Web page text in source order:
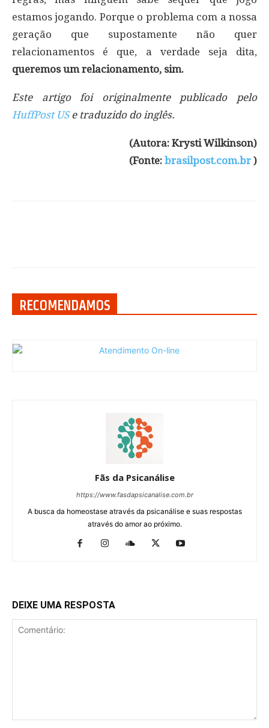
estamos jogando. Porque o problema com a nossa
geração que supostamente não quer
relacionamentos é que, a verdade seja dita,
queremos um relacionamento, sim.
Este artigo foi originalmente publicado pelo
HuffPost USe traduzido do inglês.
(Autora: Krysti Wilkinson)
(Fonte: brasilpost.com.br )
RECOMENDAMOS
Fãs da Psicanálise
https://www.fasdapsicanalise.com.br
A busca da homeostase através da psicanálise e suas respostas
através do amor ao próximo.
DEIXE UMA RESPOSTA